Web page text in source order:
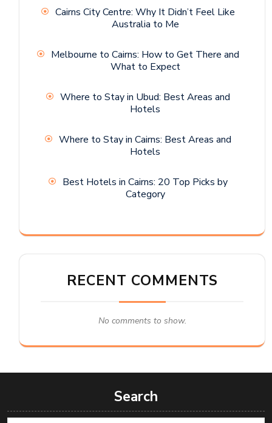
Cairns City Centre: Why It Didn’t Feel Like
Australia to Me
Melbourne to Cairns: How to Get There and
What to Expect
Where to Stay in Ubud: Best Areas and
Hotels
Where to Stay in Cairns: Best Areas and
Hotels
Best Hotels in Cairns: 20 Top Picks by
Category
RECENT COMMENTS
No comments to show.
Search